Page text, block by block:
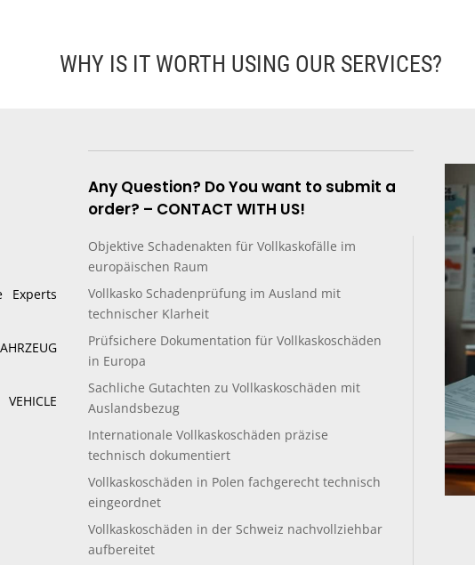
WHY IS IT WORTH USING OUR SERVICES?
Experts
Any Question? Do You want to submit a
order? – CONTACT WITH US!
Objektive Schadenakten für Vollkaskofälle im
europäischen Raum
Vollkasko Schadenprüfung im Ausland mit
technischer Klarheit
Prüfsichere Dokumentation für Vollkaskoschäden
in Europa
Sachliche Gutachten zu Vollkaskoschäden mit
Auslandsbezug
Internationale Vollkaskoschäden präzise
technisch dokumentiert
Vollkaskoschäden in Polen fachgerecht technisch
eingeordnet
Vollkaskoschäden in der Schweiz nachvollziehbar
aufbereitet